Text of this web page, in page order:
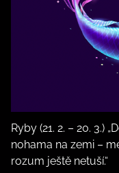
Ryby (21. 2. – 20. 3.)
nohama na zemi –
rozum ještě netuší.“